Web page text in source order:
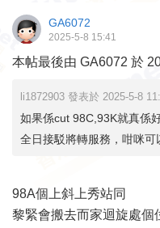
GA6072
2025-5-8 15:41
本帖最後由 GA6072 於
li1872903 發表於 2025-5-8
如果係cut 98C,93K就真係
全日接駁將轉服務，咁咪可
98A個上斜上秀站同
黎緊會搬去而家迴旋處個